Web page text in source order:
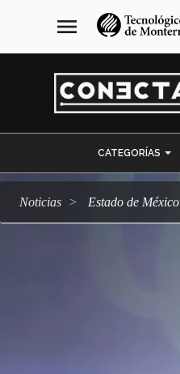
navegación
principal
menu
CATEGORÍAS
Noticias Estado de México